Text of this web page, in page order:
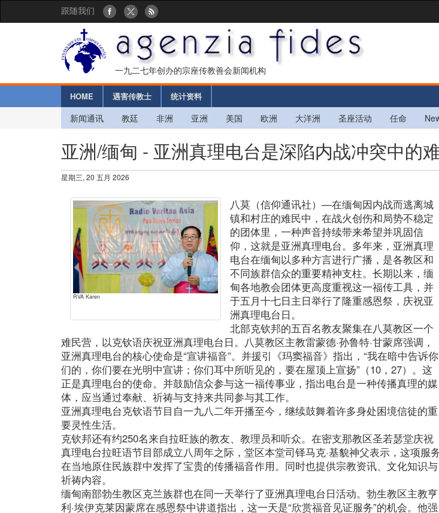
跟随我们
一九二七年创办的宗座传教善会新闻机构
HOME 遇害传教士 统计资料
新闻通讯 教廷 非洲 亚洲 美国 欧洲 大洋洲 圣座活动 任命
亚洲/缅甸 - 亚洲真理电台是深陷内战冲突中的
星期三, 20 五月 2026
RVA Karen
八莫（信仰通讯社）—在缅甸因内战而逃离城
镇和村庄的难民中，在战火创伤和局势不稳定
的团体里，一种声音持续带来希望并巩固信
仰，这就是亚洲真理电台。多年来，亚洲真理
电台在缅甸以多种方言进行广播，是各教区和
不同族群信众的重要精神支柱。长期以来，缅
甸各地教会团体更高度重视这一福传工具，并
于五月十七日主日举行了隆重感恩祭，庆祝亚
洲真理电台日。
北部克钦邦的五百名教友聚集在八莫教区一个
难民营，以克钦语庆祝亚洲真理电台日。八莫教区主教雷蒙德·孙鲁特·甘蒙席强调，
亚洲真理电台的核心使命是“宣讲福音”。并援引《玛窦福音》指出，“我在暗中告诉你
们的，你们要在光明中宣讲；你们耳中所听见的，要在屋顶上宣扬”（10，27）。这
正是真理电台的使命。并鼓励信众参与这一福传事业，指出电台是一种传播真理的媒
体，应当通过奉献、祈祷与支持来共同参与其工作。
亚洲真理电台克钦语节目自一九八二年开播至今，继续鼓舞着许多身处困境信徒的重
要灵性生活。
克钦邦还有约250名来自拉旺族的教友、教理员和听众。在密支那教区圣若瑟堂庆祝
真理电台拉旺语节目部成立八周年之际，堂区本堂司铎马克·基貌神父表示，这项服
在当地原住民族群中发挥了宝贵的传播福音作用。同时也提供宗教资讯、文化知识与
祈祷内容。
缅甸南部勃生教区克兰族群也在同一天举行了亚洲真理电台日活动。勃生教区主教亨
利·埃伊克莱因蒙席在感恩祭中讲道指出，这一天是“欣赏福音见证服务”的机会。他强